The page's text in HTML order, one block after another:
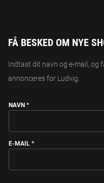
FÅ BESKED OM NYE
Indtast dit navn og e-mail, og
annonceres for Ludvig.
NAVN *
FIRST
S
A
E-MAIL *